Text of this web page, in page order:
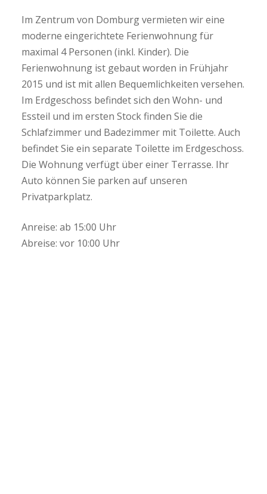
Im Zentrum von Domburg vermieten wir eine
moderne eingerichtete Ferienwohnung für
maximal 4 Personen (inkl. Kinder). Die
Ferienwohnung ist gebaut worden in Frühjahr
2015 und ist mit allen Bequemlichkeiten versehen.
Im Erdgeschoss befindet sich den Wohn- und
Essteil und im ersten Stock finden Sie die
Schlafzimmer und Badezimmer mit Toilette. Auch
befindet Sie ein separate Toilette im Erdgeschoss.
Die Wohnung verfügt über einer Terrasse. Ihr
Auto können Sie parken auf unseren
Privatparkplatz.
Anreise: ab 15:00 Uhr
Abreise: vor 10:00 Uhr